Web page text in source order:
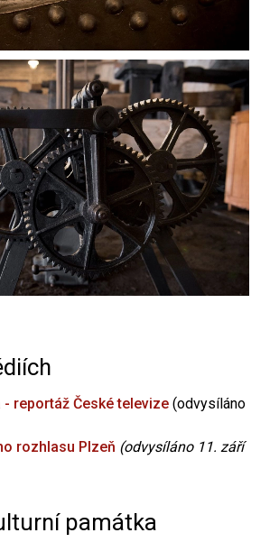
- reportáž České televize (odvysíláno
rozhlasu Plzeň (odvysíláno 11. září
památka